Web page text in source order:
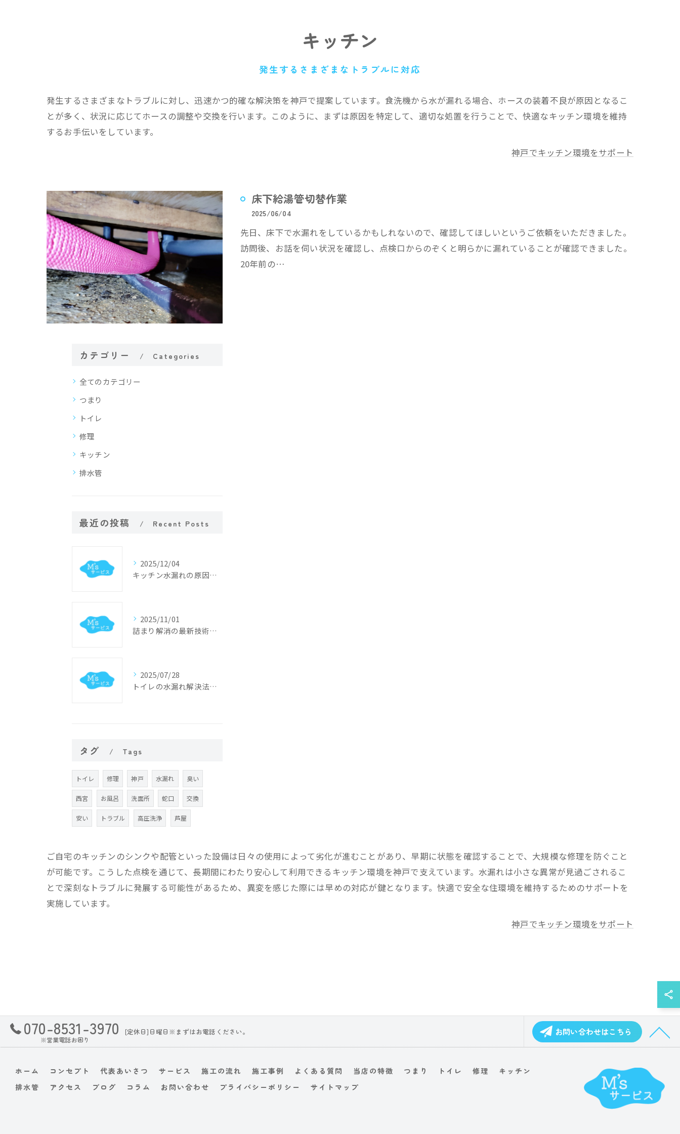
キッチン
発生するさまざまなトラブルに対応
発生するさまざまなトラブルに対し、迅速かつ的確な解決策を神戸で提案しています。食洗機から水が漏れる場合、ホースの装着不良が原因となるこ
とが多く、状況に応じてホースの調整や交換を行います。このように、まずは原因を特定して、適切な処置を行うことで、快適なキッチン環境を維持
するお手伝いをしています。
神戸でキッチン環境をサポート
床下給湯管切替作業
2025/06/04
先日、床下で水漏れをしているかもしれないので、確認してほしいというご依頼をいただきました。
訪問後、お話を伺い状況を確認し、点検口からのぞくと明らかに漏れていることが確認できました。
20年前の…
カテゴリー Categories
全てのカテゴリー
つまり
トイレ
修理
キッチン
排水管
最近の投稿 Recent Posts
2025/12/04
キッチン水漏れの原因特定と迅速修理のポイント
2025/11/01
詰まり解消の最新技術と業界動向
2025/07/28
トイレの水漏れ解決法と修理手順
タグ Tags
トイレ 修理 神戸 水漏れ 臭い
西宮 お風呂 洗面所 蛇口 交換
安い トラブル 高圧洗浄 芦屋
ご自宅のキッチンのシンクや配管といった設備は日々の使用によって劣化が進むことがあり、早期に状態を確認することで、大規模な修理を防ぐこと
が可能です。こうした点検を通じて、長期間にわたり安心して利用できるキッチン環境を神戸で支えています。水漏れは小さな異常が見過ごされるこ
とで深刻なトラブルに発展する可能性があるため、異変を感じた際には早めの対応が鍵となります。快適で安全な住環境を維持するためのサポートを
実施しています。
神戸でキッチン環境をサポート
070-8531-3970
※営業電話お困り
[定休日]日曜日※まずはお電話ください。 お問い合わせはこちら
ホーム コンセプト 代表あいさつ サービス 施工の流れ 施工事例 よくある質問 当店の特徴 つまり トイレ 修理
キッチン
排水管
アクセス ブログ コラム お問い合わせ プライバシーポリシー サイトマップ